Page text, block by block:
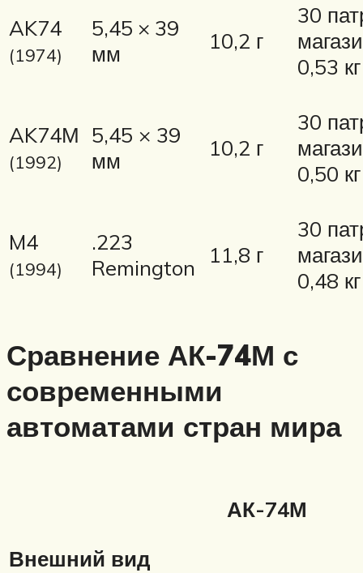
AK74
(1974)
5,45 × 39
мм
10,2 г
30
0,53 кг
AK74М
(1992)
5,45 × 39
мм
10,2 г
30
0,50 кг
M4
(1994)
.223
Remington
11,8 г
30
0,48 кг
Сравнение АК-74М с
современными
автоматами стран мира
АК-74М
Внешний вид